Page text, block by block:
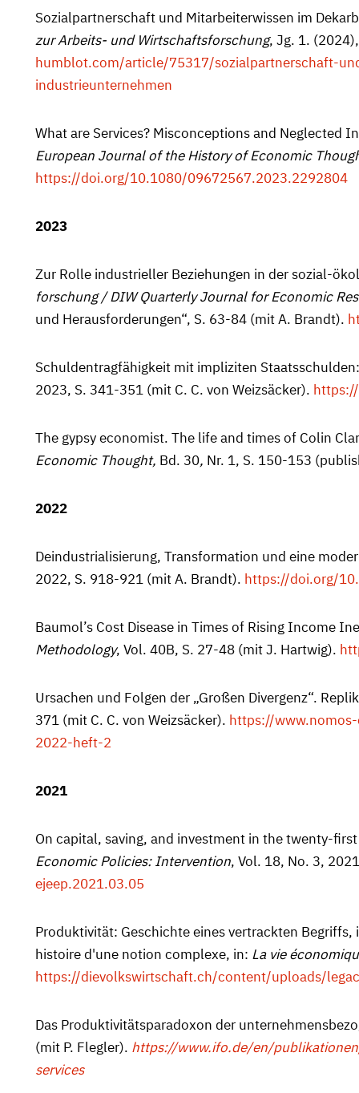
Sozialpartnerschaft und Mitarbeiterwissen im
zur Arbeits- und Wirtschaftsforschung, Jg. 1.
humblot.com/article/75317/sozialpartnerschaft-
industrieunternehmen
What are Services? Misconceptions and Neglected
European Journal of the History of Economic
https://doi.org/10.1080/09672567.2023.2292804
2023
Zur Rolle industrieller Beziehungen in der sozial-
forschung / DIW Quarterly Journal for Economic
und Heraus­forderungen“, S. 63-84 (mit A. Brandt).
Schuldentragfähigkeit mit impliziten
2023, S. 341-351 (mit C. C. von Weizsäcker).
The gypsy economist. The life and times of Colin
Economic Thought, Bd. 30, Nr. 1, S. 150-153
2022
Deindustrialisierung, Transformation und eine
2022, S. 918-921 (mit A. Brandt). https://doi.org/
Baumol’s Cost Disease in Times of Rising Income
Methodology, Vol. 40B, S. 27-48 (mit J. Hartwig).
Ursachen und Folgen der „Großen Divergenz“.
371 (mit C. C. von Weizsäcker). https://
2022-heft-2
2021
On capital, saving, and investment in the twenty-
Economic Policies: Intervention, Vol. 18, No. 3,
ejeep.2021.03.05
Produktivität: Geschichte eines vertrackten Begriffs,
histoire d'une notion complexe, in: La vie
https://dievolkswirtschaft.ch/content/uploads/
Das Produktivitätsparadoxon der
(mit P. Flegler). https://www.ifo.de/en/
services